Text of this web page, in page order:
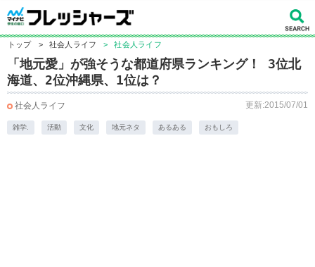
トップ > 社会人ライフ > 社会人ライフ
「地元愛」が強そうな都道府県ランキング！ 3位北
海道、2位沖縄県、1位は？
社会人ライフ 更新:2015/07/01
雑学. 活動 文化 地元ネタ あるある おもしろ